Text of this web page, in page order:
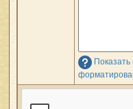
Показать